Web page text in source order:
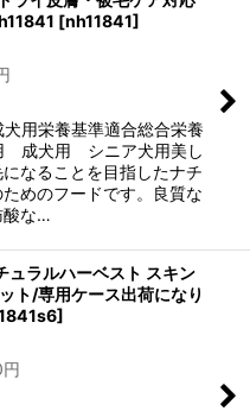
[nh11841]
用栄養基準適合総合栄養
成犬用 シニア犬用美し
なることを目指したナチ
めのフードです。良質な
酸な…
ラルハーベスト スキン
ト/専用ケース出荷になり
]
円